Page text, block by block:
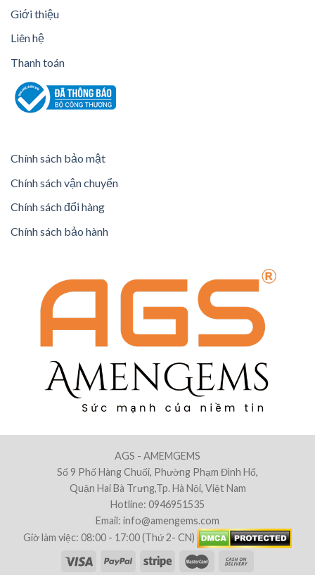
Giới thiệu
Liên hệ
Thanh toán
Chính sách bảo mật
Chính sách vận chuyển
Chính sách đổi hàng
Chính sách bảo hành
AGS - AMEMGEMS
Số 9 Phố Hàng Chuối, Phường Phạm Đình Hổ,
Quận Hai Bà Trưng,Tp. Hà Nội, Việt Nam
Hotline: 0946951535
Email: info@amengems.com
Giờ làm việc: 08:00 - 17:00 (Thứ 2- CN)